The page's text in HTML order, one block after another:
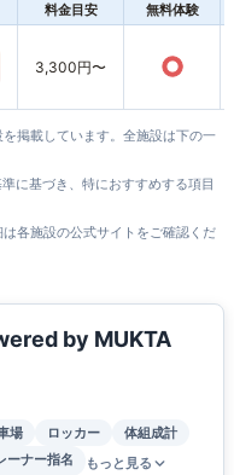
料金目安 無料体験
3,300円〜 ○
掲載しています。全施設は下の一
に基づき、特におすすめする項目
各施設の公式サイトをご確認くだ
by MUKTA
場 ロッカー
体組成計
ーナー指名 もっと見る